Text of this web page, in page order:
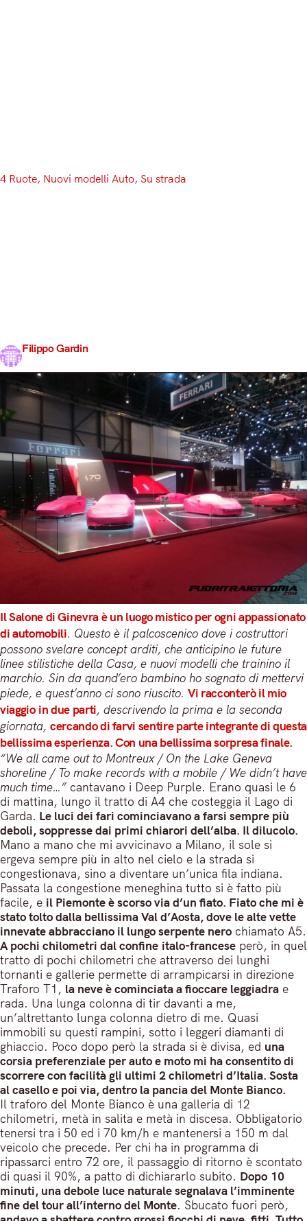
4 Ruote, Nuovi modelli Auto, Su strada
Filippo Gardin
Il Salone di Ginevra è un luogo mistico per ogni appassionato
di automobili. Questo è il palcoscenico dove i costruttori
possono svelare concept arditi, che anticipino le future
linee stilistiche della Casa, e nuovi modelli che trainino il
marchio. Sin da quand’ero bambino ho sognato di mettervi
piede, e quest’anno ci sono riuscito. Vi racconterò il mio
viaggio in due parti, descrivendo la prima e la seconda
giornata, cercando di farvi sentire parte integrante di questa
bellissima esperienza. Con una bellissima sorpresa finale.
“We all came out to Montreux / On the Lake Geneva
shoreline / To make records with a mobile / We didn’t have
much time…” cantavano i Deep Purple. Erano quasi le 6
di mattina, lungo il tratto di A4 che costeggia il Lago di
Garda. Le luci dei fari cominciavano a farsi sempre più
deboli, soppresse dai primi chiarori dell’alba. Il dilucolo.
Mano a mano che mi avvicinavo a Milano, il sole si
ergeva sempre più in alto nel cielo e la strada si
congestionava, sino a diventare un’unica fila indiana.
Passata la congestione meneghina tutto si è fatto più
facile, e il Piemonte è scorso via d’un fiato. Fiato che mi è
stato tolto dalla bellissima Val d’Aosta, dove le alte vette
innevate abbracciano il lungo serpente nero chiamato A5.
A pochi chilometri dal confine italo-francese però, in quel
tratto di pochi chilometri che attraverso dei lunghi
tornanti e gallerie permette di arrampicarsi in direzione
Traforo T1, la neve è cominciata a fioccare leggiadra e
rada. Una lunga colonna di tir davanti a me,
un’altrettanto lunga colonna dietro di me. Quasi
immobili su questi rampini, sotto i leggeri diamanti di
ghiaccio. Poco dopo però la strada si è divisa, ed una
corsia preferenziale per auto e moto mi ha consentito di
scorrere con facilità gli ultimi 2 chilometri d’Italia. Sosta
al casello e poi via, dentro la pancia del Monte Bianco.
Il traforo del Monte Bianco è una galleria di 12
chilometri, metà in salita e metà in discesa. Obbligatorio
tenersi tra i 50 ed i 70 km/h e mantenersi a 150 m dal
veicolo che precede. Per chi ha in programma di
ripassarci entro 72 ore, il passaggio di ritorno è scontato
di quasi il 90%, a patto di dichiararlo subito. Dopo 10
minuti, una debole luce naturale segnalava l’imminente
fine del tour all’interno del Monte. Sbucato fuori però,